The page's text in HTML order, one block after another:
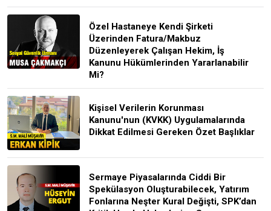
Özel Hastaneye Kendi Şirketi
Üzerinden Fatura/Makbuz
Düzenleyerek Çalışan Hekim, İş
Kanunu Hükümlerinden Yararlanabilir
Mi?
Kişisel Verilerin Korunması
Kanunu'nun (KVKK) Uygulamalarında
Dikkat Edilmesi Gereken Özet Başlıklar
Sermaye Piyasalarında Ciddi Bir
Spekülasyon Oluşturabilecek, Yatırım
Fonlarına Neşter Kural Değişti, SPK’dan